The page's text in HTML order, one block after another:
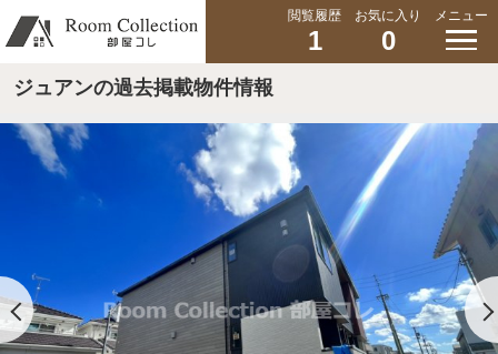
閲覧履歴
1
お気に入り
0
メニュー
ジュアンの過去掲載物件情報